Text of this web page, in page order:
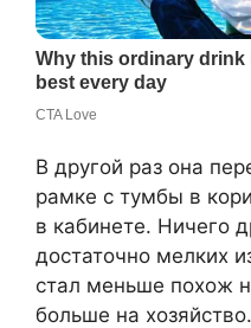
В другой раз она
рамке с тумбы в
в кабинете. Ничего
достаточно мелких
стал меньше похож
больше на хозяйство.